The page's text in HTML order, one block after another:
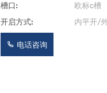
槽口:
欧标c槽
开启方式:
内平开/
电话咨询